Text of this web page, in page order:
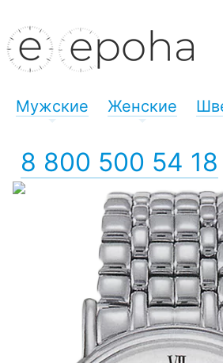
Мужские Женские
8 800 500 54 18